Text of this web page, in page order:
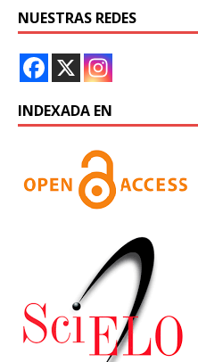
NUESTRAS REDES
INDEXADA EN